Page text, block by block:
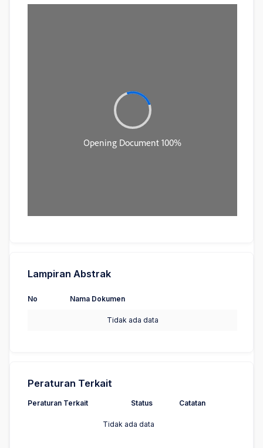
Lampiran Abstrak
No Nama Dokumen
Tidak ada data
Peraturan Terkait
Peraturan Terkait Status Catatan
Tidak ada data